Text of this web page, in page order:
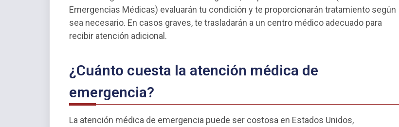
Emergencias Médicas) evaluarán tu condición y te proporcionarán tratamiento según
sea necesario. En casos graves, te trasladarán a un centro médico adecuado para
recibir atención adicional.
¿Cuánto cuesta la atención médica de
emergencia?
La atención médica de emergencia puede ser costosa en Estados Unidos,